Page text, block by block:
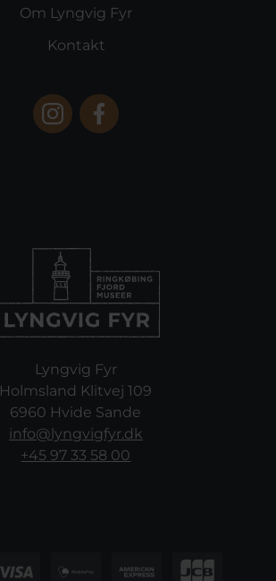
Om Lyngvig Fyr
Kontakt
Lyngvig Fyr
Holmsland Klitvej 109
6960 Hvide Sande
info@lyngvigfyr.dk
+45 97 33 58 00